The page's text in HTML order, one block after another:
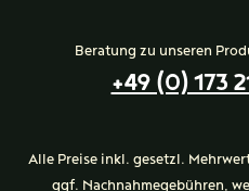
Beratung zu unseren
+49 (0) 173
Alle Preise inkl. gesetzl.
ggf. Nachnahmegebühren,